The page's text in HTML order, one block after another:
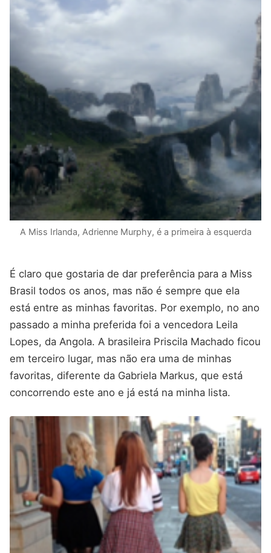
A Miss Irlanda, Adrienne Murphy, é a primeira à esquerda
É claro que gostaria de dar preferência para a Miss
Brasil todos os anos, mas não é sempre que ela
está entre as minhas favoritas. Por exemplo, no ano
passado a minha preferida foi a vencedora Leila
Lopes, da Angola. A brasileira Priscila Machado ficou
em terceiro lugar, mas não era uma de minhas
favoritas, diferente da Gabriela Markus, que está
concorrendo este ano e já está na minha lista.